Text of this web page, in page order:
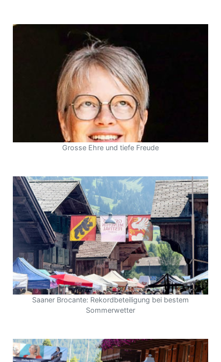
Grosse Ehre und tiefe Freude
Saaner Brocante: Rekordbeteiligung bei bestem
Sommerwetter